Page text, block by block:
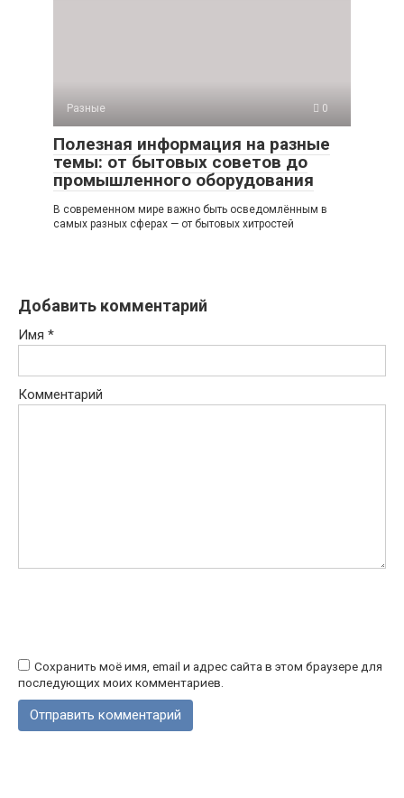
Разные 0
Полезная информация на разные
темы: от бытовых советов до
промышленного оборудования
В современном мире важно быть осведомлённым в
самых разных сферах — от бытовых хитростей
Добавить комментарий
Имя *
Комментарий
Сохранить моё имя, email и адрес сайта в этом браузере для
последующих моих комментариев.